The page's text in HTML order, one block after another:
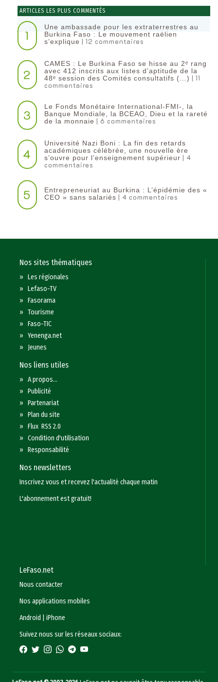
ARTICLES LES PLUS COMMENTÉS
1
Une ambassade pour les extraterrestres au
Burkina Faso : Le mouvement raëlien
s’explique | 12 commentaires
2
CAMES : Le Burkina Faso se hisse au 2ᵉ rang
avec 412 inscrits aux listes d’aptitude de la
48ᵉ session des Comités consultatifs (…) | 11
commentaires
3
Le Fonds Monétaire International-FMI-, la
Banque Mondiale, la BCEAO, Dieu et la rareté
de la monnaie | 6 commentaires
4
Université Nazi Boni : La fin des retards
académiques célébrée, une nouvelle ère
s’ouvre pour l’enseignement supérieur | 4
commentaires
5
Entrepreneuriat au Burkina : L’épidémie des «
CEO » sans salariés | 4 commentaires
Nos sites thématiques
»Les régionales
»Lefaso-TV
»Fasorama
»Tourisme
»Faso-TIC
»Yenenga.net
» Jeunes
Nos liens utiles
»A propos...
»Publicité
»Partenariat
»Plan du site
»Flux RSS 2.0
»Condition d'utilisation
»Responsabilité
Nos newsletters
Inscrivez vous et recevez l'actualité chaque matin
L'abonnement est gratuit!
LeFaso.net
Nous contacter
Nos applications mobiles
Android
|iPhone
Suivez nous sur les réseaux sociaux: